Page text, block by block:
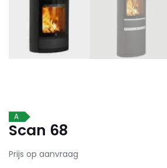
A
Scan 68
Prijs op aanvraag